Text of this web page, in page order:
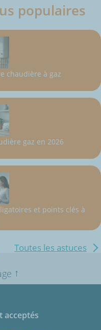
populaires
chaudière à gaz
gaz en 2026
et points clés à
Toutes les astuces
↑
acceptés